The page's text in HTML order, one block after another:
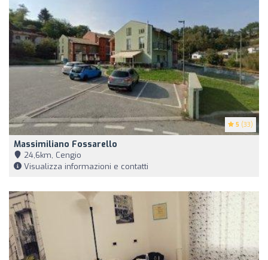
5 (33)
Massimiliano Fossarello
24,6km, Cengio
Visualizza informazioni e contatti